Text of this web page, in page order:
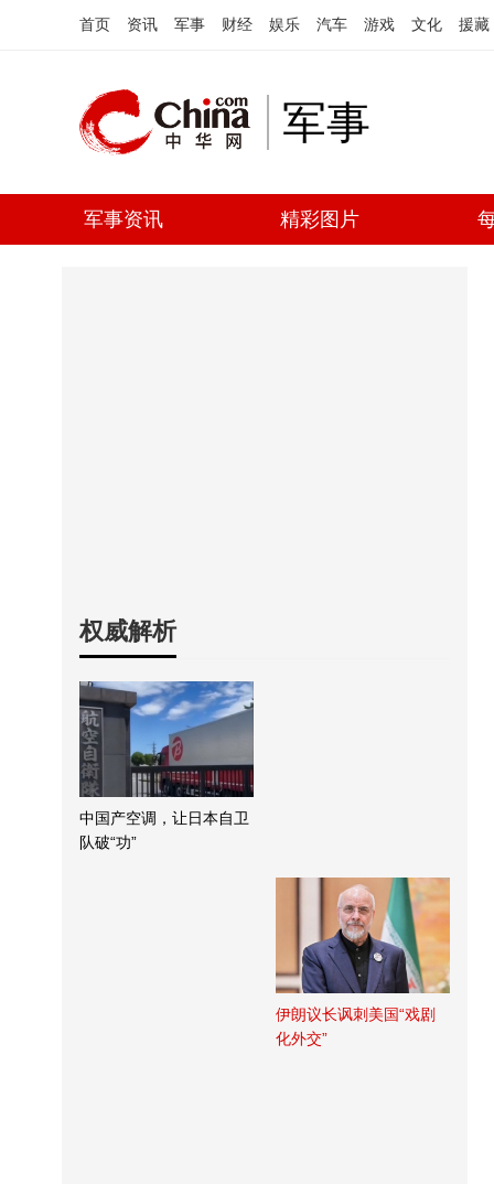
首页 资讯 军事 财经 娱乐 汽车 游戏 文化 援藏
军事
军事资讯 精彩图片
权威解析
中国产空调，让日本自卫
队破“功”
伊朗议长讽刺美国“戏剧
化外交”